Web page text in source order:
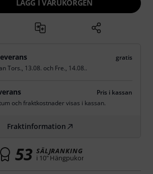
LÄGG I VARUKORGEN
gratis
Tors., 13.08. och Fre., 14.08..
Pris i kassan
och fraktkostnader visas i kassan.
Fraktinformation
53 SÄLJRANKING
i 10" Hängpukor